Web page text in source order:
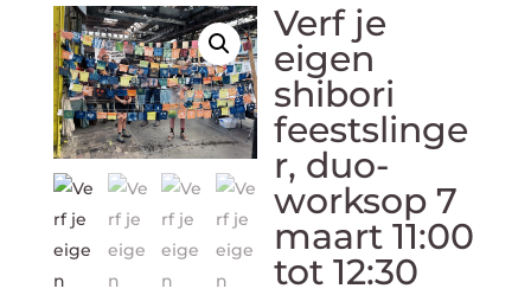
Verf je
eigen
shibori
feestslinge
r, duo-
worksop 7
maart 11:00
tot 12:30